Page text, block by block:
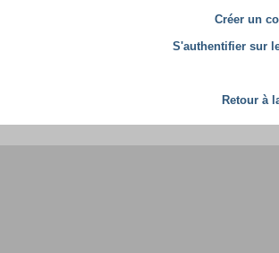
Créer un
S'authentifier sur
Retour à